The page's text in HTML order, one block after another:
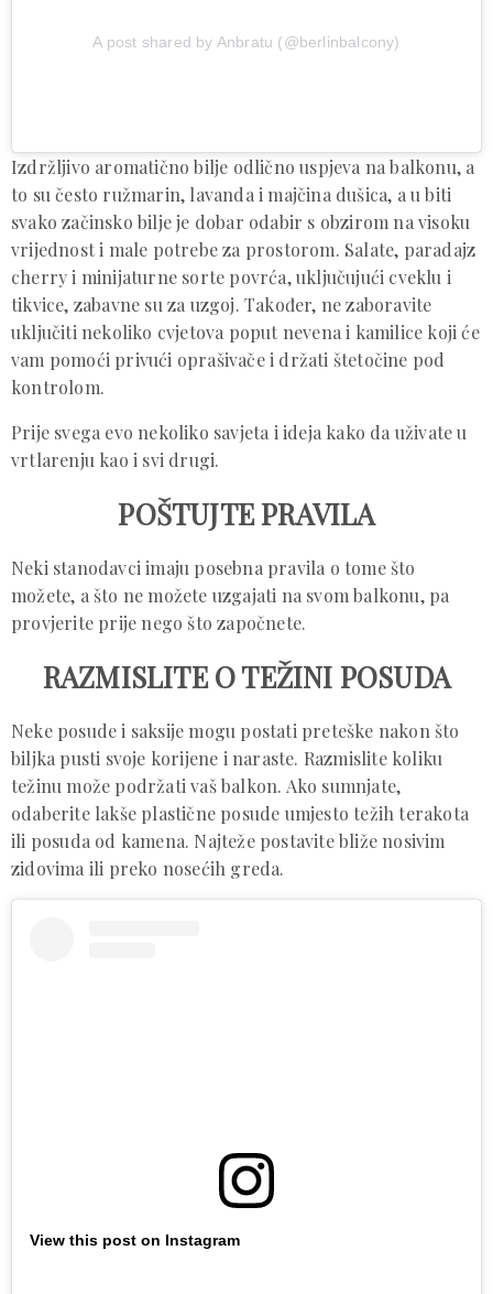
A post shared by Anbratu (@berlinbalcony)
Izdržljivo aromatično bilje odlično uspjeva na balkonu, a
to su često ružmarin, lavanda i majčina dušica, a u biti
svako začinsko bilje je dobar odabir s obzirom na visoku
vrijednost i male potrebe za prostorom. Salate, paradajz
cherry i minijaturne sorte povrća, uključujući cveklu i
tikvice, zabavne su za uzgoj. Također, ne zaboravite
uključiti nekoliko cvjetova poput nevena i kamilice koji će
vam pomoći privući oprašivače i držati štetočine pod
kontrolom.
Prije svega evo nekoliko savjeta i ideja kako da uživate u
vrtlarenju kao i svi drugi.
POŠTUJTE PRAVILA
Neki stanodavci imaju posebna pravila o tome što
možete, a što ne možete uzgajati na svom balkonu, pa
provjerite prije nego što započnete.
RAZMISLITE O TEŽINI POSUDA
Neke posude i saksije mogu postati preteške nakon što
biljka pusti svoje korijene i naraste. Razmislite koliku
težinu može podržati vaš balkon. Ako sumnjate,
odaberite lakše plastične posude umjesto težih terakota
ili posuda od kamena. Najteže postavite bliže nosivim
zidovima ili preko nosećih greda.
View this post on Instagram